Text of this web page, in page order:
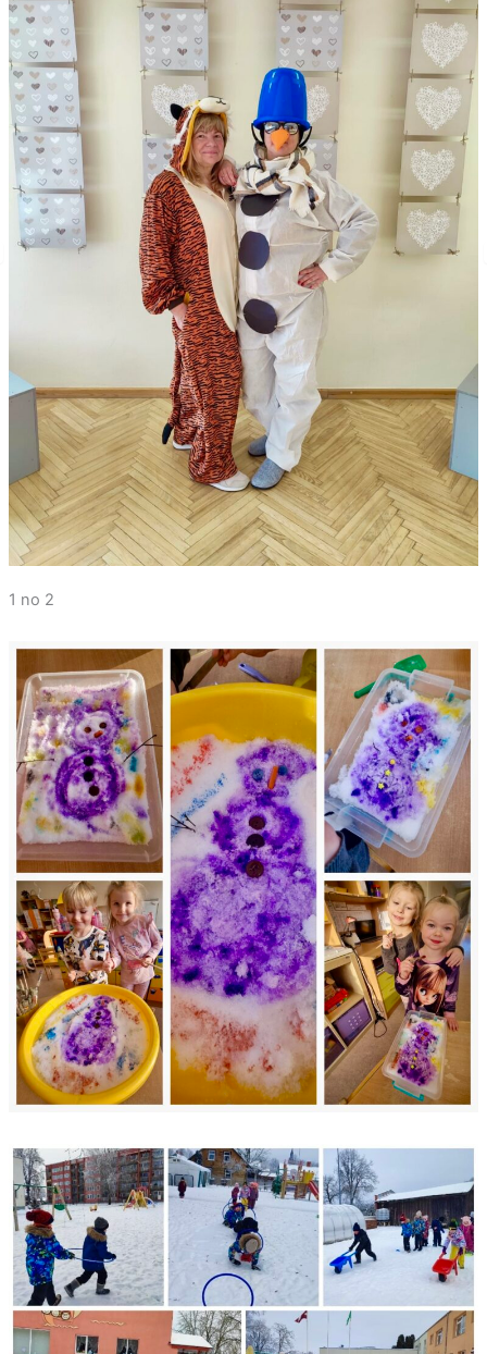
1 no 2